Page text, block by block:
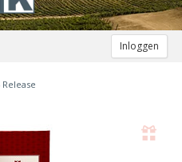
Inloggen